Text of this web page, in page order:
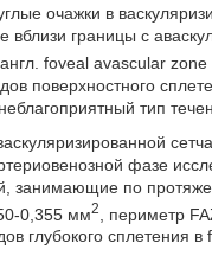
очажки в
вблизи границы с
foveal avascular
поверхностного
тип
фазе
занимающие по
0,355 мм2
, периметр
глубокого сплетения